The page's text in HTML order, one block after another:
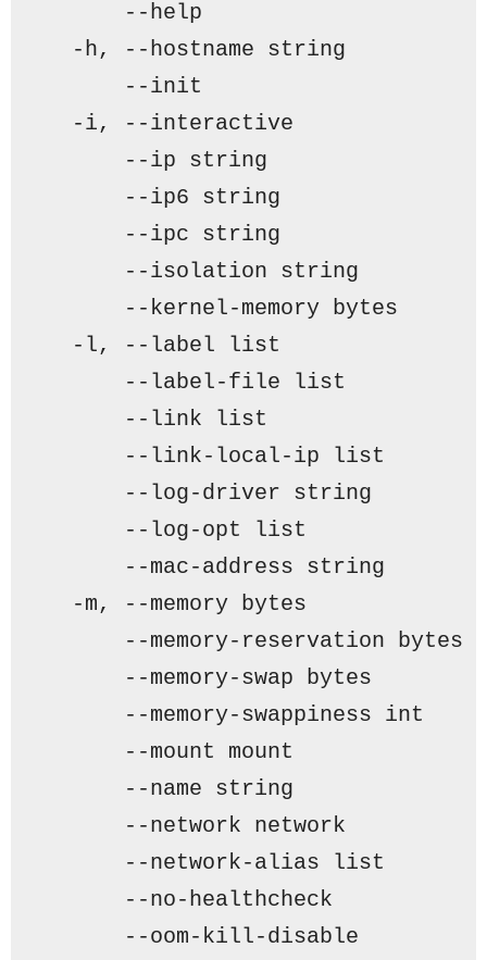
- -help
-h, --hostname string
- -init
-i, --interactive
- -ip string
- -ip6 string
- -ipc string
- -isolation string
- -kernel-memory bytes
- l, --label list
- -label-file list
- -link list
- -link-local-ip list
- -log-driver string
- -log-opt list
- -mac-address string
-m, --memory bytes
- -memory-reservation
- -memory-swap bytes
- -memory-swappiness int
- -mount mount
- -name string
- -network network
- -network-alias list
- -no-healthcheck
- -oom-kill-disable